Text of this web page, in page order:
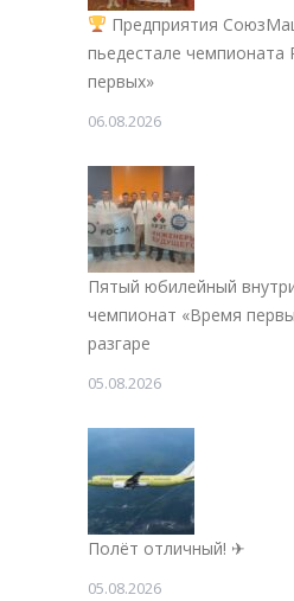
Предприятия
пьедестале чемпионата
первых»
06.08.2026
Пятый юбилейный
чемпионат «Время
разгаре
05.08.2026
Полёт отличный! ✈
05.08.2026